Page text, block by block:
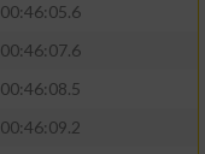
00:46:05.6
00:46:07.6
00:46:08.5
00:46:09.2